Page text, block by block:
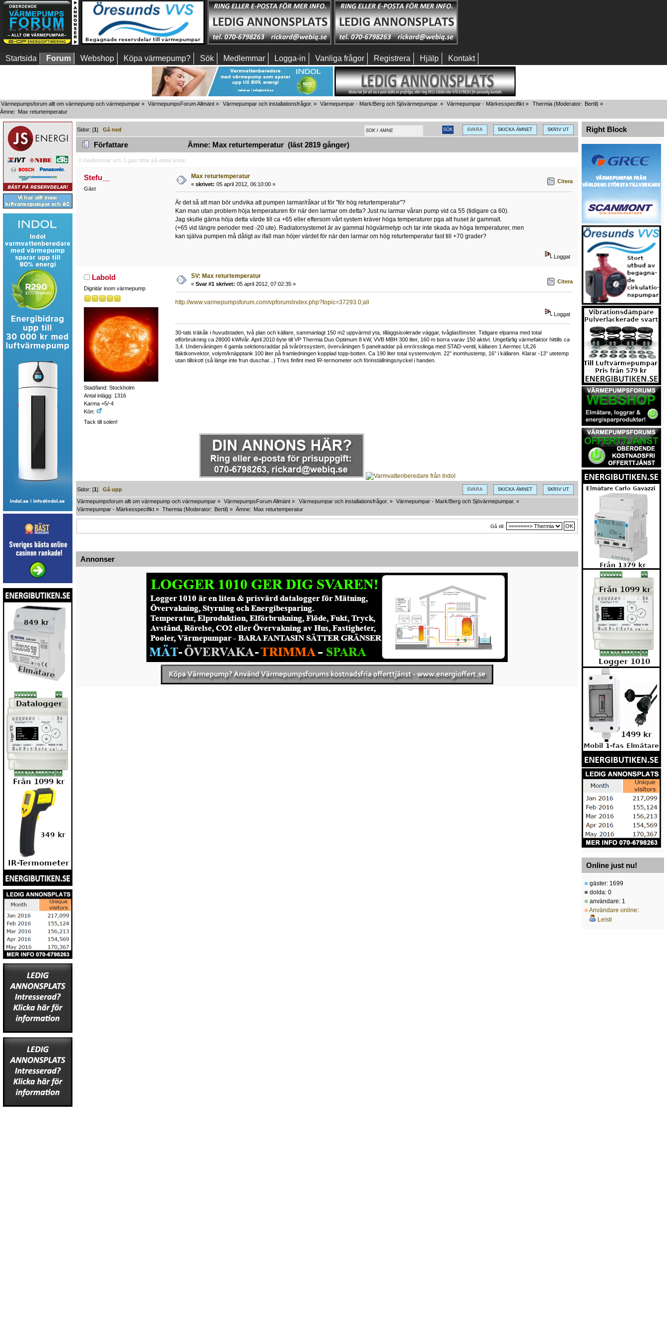
Startsida Forum Webshop Köpa värmepump? Sök Medlemmar Logga-in Vanliga frågor Registrera Hjälp Kontakt
Värmepumpsforum allt om värmepump och värmepumpar » VärmepumpsForum Allmänt » Värmepumpar och installationsfrågor. » Värmepumpar - Mark/Berg och Sjövärmepumpar. » Värmepumpar - Märkesspecifikt » Thermia(Moderator: Bertil) »
Ämne: Max returtemperatur
SVARA SKICKA ÄMNET SKRIV UT
Sidor: [1]Gå ned
Författare Ämne: Max returtemperatur (läst 2819 gånger)
0 medlemmar och 1 gäst tittar på detta ämne.
Stefu__
Gäst
Max returtemperatur
« skrivet: 05 april 2012, 06:10:00 » Citera
Är det så att man bör undvika att pumpen larmar/råkar ut för "för hög returtemperatur"?
Kan man utan problem höja temperaturen för när den larmar om detta? Just nu larmar våran pump vid ca 55 (tidigare ca 60).
Jag skulle gärna höja detta värde till ca +65 eller eftersom vårt system kräver höga temperaturer pga att huset är gammalt.
(+65 vid längre perioder med -20 ute). Radiatorsystemet är av gammal högvärmetyp och tar inte skada av höga temperaturer, men
kan själva pumpen må dåligt av ifall man höjer värdet för när den larmar om hög returtemperatur fast till +70 grader?
Loggat
Labold
Dignitär inom värmepump
Stad/land: Stockholm
Antal inlägg: 1316
Karma +5/-4
Kön:
Tack till solen!
SV: Max returtemperatur
« Svar #1 skrivet: 05 april 2012, 07:02:35 » Citera
http://www.varmepumpsforum.com/vpforum/index.php?topic=37293.0;all
Loggat
30-tals träkåk i huvudstaden, två plan och källare, sammanlagt 150 m2 uppvärmd yta, tilläggsisolerade väggar, tvåglasfönster. Tidigare elpanna med total
elförbrukning ca 28000 kWh/år. April 2010 byte till VP Thermia Duo Optimum 8 kW, VVB MBH 300 liter, 160 m borra varav 150 aktivt. Ungefärlig värmefaktor hittills ca
3,4. Undervåningen 4 gamla sektionsraddar på tvårörssystem, övervåningen 5 panelraddar på enrörsslinga med STAD-ventil, källaren 1 Aermec UL26
fläktkonvektor, volym/knäpptank 100 liter på framledningen kopplad topp-botten. Ca 190 liter total systemvolym. 22° inomhustemp, 16° i källaren. Klarar -13° utetemp
utan tillskott (så länge inte frun duschar...) Trivs finfint med IR-termometer och förinställningsnyckel i handen.
SVARA SKICKA ÄMNET SKRIV UT
Sidor: [1]Gå upp
Värmepumpsforum allt om värmepump och värmepumpar » VärmepumpsForum Allmänt » Värmepumpar och installationsfrågor. » Värmepumpar - Mark/Berg och Sjövärmepumpar. »
Värmepumpar - Märkesspecifikt » Thermia (Moderator: Bertil) » Ämne: Max returtemperatur
Gå till:
Annonser
Right Block
Online just nu!
gäster: 1699
dolda: 0
användare: 1
Användare online:
Leisti